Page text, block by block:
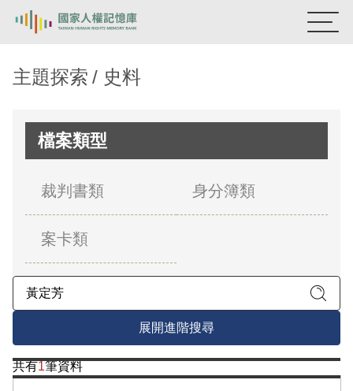
新生訓導處
關於我們
意見信箱
主題探索 史料
檔案類型
裁判書類 身分簿類
案卡類
展開進階搜尋
共有1筆資料